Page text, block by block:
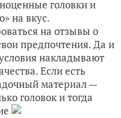
головки и
на вкус.
на отзывы о
предпочтения. Да и
накладывают
Если есть
материал —
головок и тогда